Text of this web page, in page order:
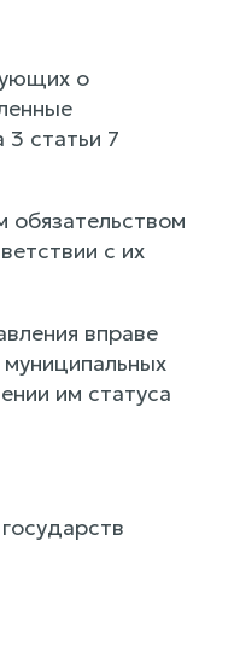
о
3 статьи 7
обязательством
с их
вправе
им статуса